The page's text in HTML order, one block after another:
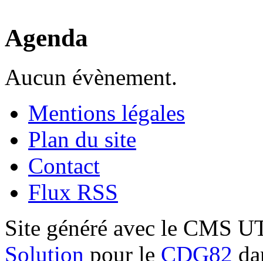
Agenda
Aucun évènement.
Mentions légales
Plan du site
Contact
Flux RSS
Site généré avec le CMS
Solution pour le CDG82